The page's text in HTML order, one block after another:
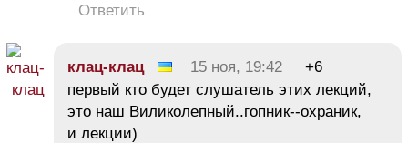
Ответить
клац-клац 15 ноя, 19:42
+6
первый кто будет слушатель этих лекций,
это наш Виликолепный..гопник--охраник,
и лекции)